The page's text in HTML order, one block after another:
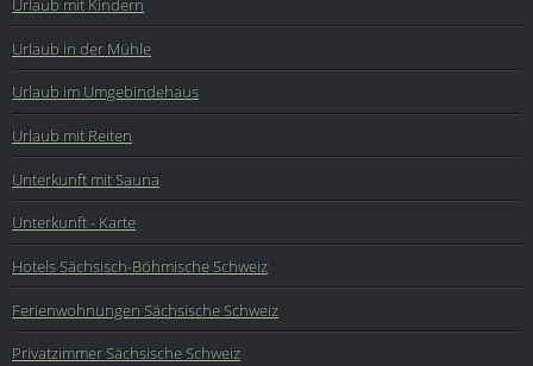
Urlaub mit Kindern
Urlaub in der Mühle
Urlaub im Umgebindehaus
Urlaub mit Reiten
Unterkunft mit Sauna
Unterkunft - Karte
Hotels Sächsisch-Böhmische Schweiz
Ferienwohnungen Sächsische Schweiz
Privatzimmer Sächsische Schweiz